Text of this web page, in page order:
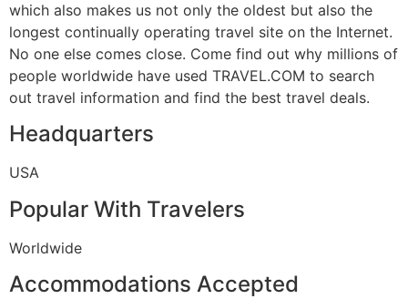
which also makes us not only the oldest but also the
longest continually operating travel site on the Internet.
No one else comes close. Come find out why millions of
people worldwide have used TRAVEL.COM to search
out travel information and find the best travel deals.
Headquarters
USA
Popular With Travelers
Worldwide
Accommodations Accepted